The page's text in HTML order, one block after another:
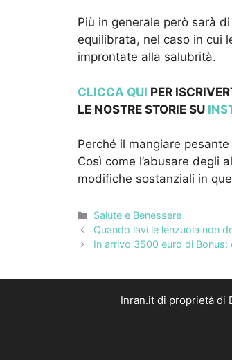
Più in generale però sarà
equilibrata, nel caso in cui
improntate alla salubrità.
CLICCA QUI PER
LE NOSTRE STORIE SU
Perché il mangiare
Così come l’abusare degli
modifiche sostanziali in
Categorie
Salute e Benessere
Quando lavi le lenzuola non
In arrivo 3500 euro di
Inran.it di proprietà di